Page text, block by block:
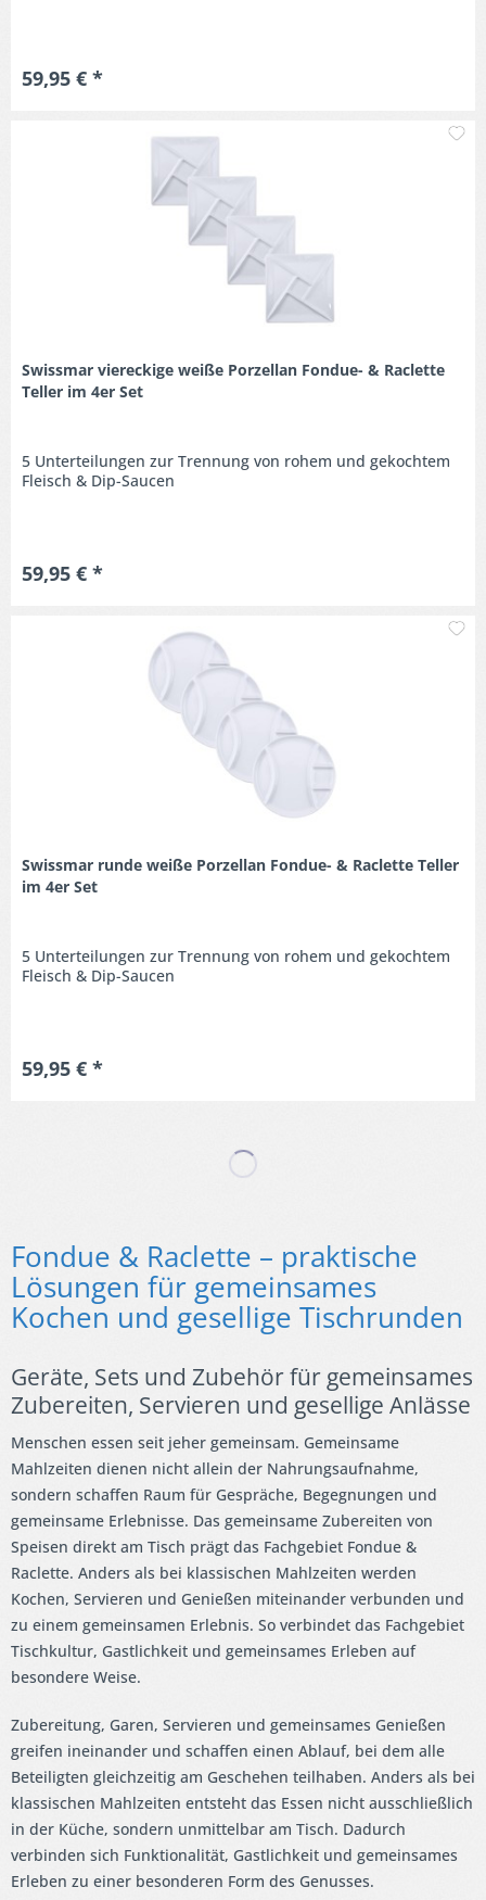
59,95 € *
Swissmar viereckige weiße Porzellan Fondue- & Raclette
Teller im 4er Set
5 Unterteilungen zur Trennung von rohem und gekochtem
Fleisch & Dip-Saucen
59,95 € *
Swissmar runde weiße Porzellan Fondue- & Raclette Teller
im 4er Set
5 Unterteilungen zur Trennung von rohem und gekochtem
Fleisch & Dip-Saucen
59,95 € *
Fondue & Raclette – praktische
Lösungen für gemeinsames
Kochen und gesellige Tischrunden
Geräte, Sets und Zubehör für gemeinsames
Zubereiten, Servieren und gesellige Anlässe
Menschen essen seit jeher gemeinsam. Gemeinsame
Mahlzeiten dienen nicht allein der Nahrungsaufnahme,
sondern schaffen Raum für Gespräche, Begegnungen und
gemeinsame Erlebnisse. Das gemeinsame Zubereiten von
Speisen direkt am Tisch prägt das Fachgebiet Fondue &
Raclette. Anders als bei klassischen Mahlzeiten werden
Kochen, Servieren und Genießen miteinander verbunden und
zu einem gemeinsamen Erlebnis. So verbindet das Fachgebiet
Tischkultur, Gastlichkeit und gemeinsames Erleben auf
besondere Weise.
Zubereitung, Garen, Servieren und gemeinsames Genießen
greifen ineinander und schaffen einen Ablauf, bei dem alle
Beteiligten gleichzeitig am Geschehen teilhaben. Anders als bei
klassischen Mahlzeiten entsteht das Essen nicht ausschließlich
in der Küche, sondern unmittelbar am Tisch. Dadurch
verbinden sich Funktionalität, Gastlichkeit und gemeinsames
Erleben zu einer besonderen Form des Genusses.